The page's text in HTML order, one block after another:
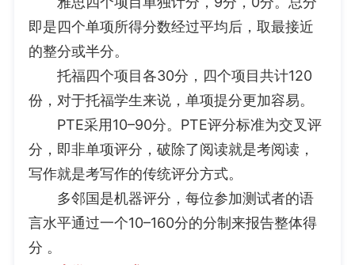
即是四个单项所得分数经过平均后，取最接近
的整分或半分。
托福四个项目各30分，四个项目共计120
份，对于托福学生来说，单项提分更加容易。
PTE采用10–90分。PTE评分标准为交叉评
分，即非单项评分，破除了阅读就是考阅读，
写作就是考写作的传统评分方式。
多邻国是机器评分，每位参加测试者的语
言水平通过一个10–160分的分制来报告整体得
分 。